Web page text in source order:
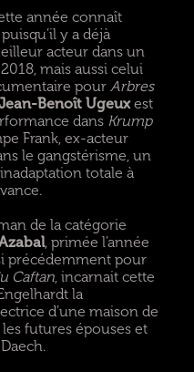
année connaît
y a déjà
acteur dans un
mais aussi celui
pour Arbres
Benoît Ugeuxest
dans Krump
Frank, ex-acteur
le gangstérisme, un
totale à
de la catégorie
, primée l’année
précédemment pour
Caftan, incarnait cette
la
d’une maison de
futures épouses et